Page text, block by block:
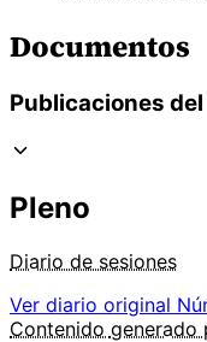
Documentos
Publicaciones
Pleno
Diario de sesiones
Ver diario original
Contenido generado